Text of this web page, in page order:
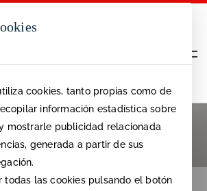
y Ventanas Correderas
PRESUPUESTO
cookies, tanto propias como de
información estadística sobre
mostrarle publicidad relacionada
generada a partir de sus
todas las cookies pulsando el botón